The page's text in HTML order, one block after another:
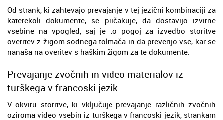
Od strank, ki zahtevajo prevajanje v tej jezični kombinaciji za
katerekoli dokumente, se pričakuje, da dostavijo izvirne
vsebine na vpogled, saj je to pogoj za izvedbo storitve
overitev z žigom sodnega tolmača in da preverijo vse, kar se
nanaša na overitev s haškim žigom za te dokumente.
Prevajanje zvočnih in video materialov iz
turškega v francoski jezik
V okviru storitve, ki vključuje prevajanje različnih zvočnih
oziroma video vsebin iz turškega v francoski jezik, strankam